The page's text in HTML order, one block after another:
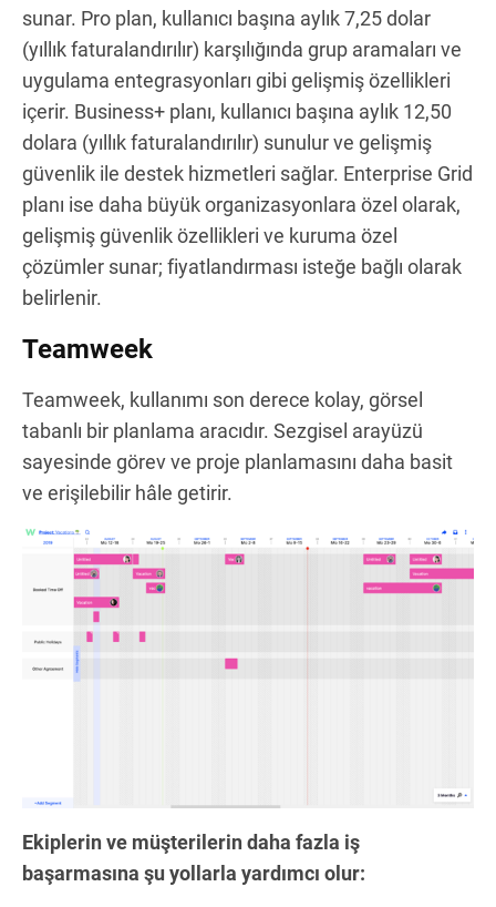
sunar. Pro plan, kullanıcı başına aylık 7,25 dolar
(yıllık faturalandırılır) karşılığında grup aramaları ve
uygulama entegrasyonları gibi gelişmiş özellikleri
içerir. Business+ planı, kullanıcı başına aylık 12,50
dolara (yıllık faturalandırılır) sunulur ve gelişmiş
güvenlik ile destek hizmetleri sağlar. Enterprise Grid
planı ise daha büyük organizasyonlara özel olarak,
gelişmiş güvenlik özellikleri ve kuruma özel
çözümler sunar; fiyatlandırması isteğe bağlı olarak
belirlenir.
Teamweek
Teamweek, kullanımı son derece kolay, görsel
tabanlı bir planlama aracıdır. Sezgisel arayüzü
sayesinde görev ve proje planlamasını daha basit
ve erişilebilir hâle getirir.
Ekiplerin ve müşterilerin daha fazla iş
başarmasına şu yollarla yardımcı olur: